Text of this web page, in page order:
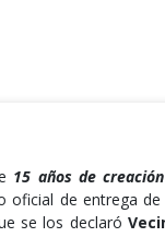
15 años de
oficial de entrega
se los declaró